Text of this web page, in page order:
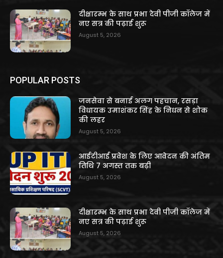
दीक्षारम्भ के साथ प्रभा देवी पीजी कॉलेज में
नए सत्र की पढ़ाई शुरू
August 5, 2026
POPULAR POSTS
जनसेवा से बनाई अलग पहचान, रसड़ा
विधायक उमाशंकर सिंह के निधन से शोक
की लहर
August 5, 2026
आईटीआई प्रवेश के लिए आवेदन की अंतिम
तिथि 7 अगस्त तक बढ़ी
August 5, 2026
दीक्षारम्भ के साथ प्रभा देवी पीजी कॉलेज में
नए सत्र की पढ़ाई शुरू
August 5, 2026